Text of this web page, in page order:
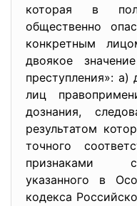
которая в
общественно
конкретным
двоякое
преступления»: а)
лиц
дознания,
результатом
точного
признаками
указанного в
кодекса